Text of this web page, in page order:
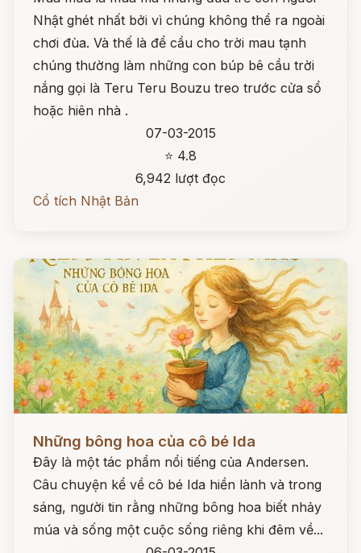
Nhật ghét nhất bởi vì chúng không thể ra ngoài
chơi đùa. Và thế là để cầu cho trời mau tạnh
chúng thường làm những con búp bê cầu trời
nắng gọi là Teru Teru Bouzu treo trước cửa sổ
hoặc hiên nhà .
07-03-2015
⭐ 4.8
6,942 lượt đọc
Cổ tích Nhật Bản
Những bông hoa của cô bé Ida
Đây là một tác phẩm nổi tiếng của Andersen.
Câu chuyện kể về cô bé Ida hiền lành và trong
sáng, người tin rằng những bông hoa biết nhảy
múa và sống một cuộc sống riêng khi đêm về...